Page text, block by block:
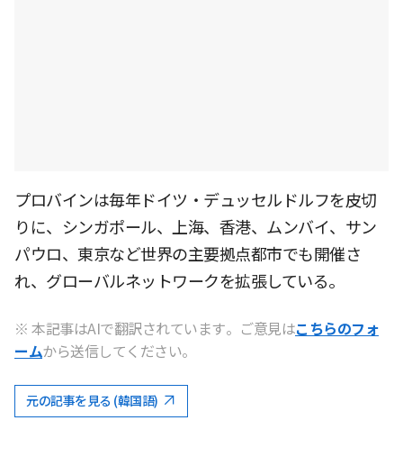
プロバインは毎年ドイツ・デュッセルドルフを皮切
りに、シンガポール、上海、香港、ムンバイ、サン
パウロ、東京など世界の主要拠点都市でも開催さ
れ、グローバルネットワークを拡張している。
※ 本記事はAIで翻訳されています。ご意見はこちらのフォ
ームから送信してください。
元の記事を見る (韓国語)